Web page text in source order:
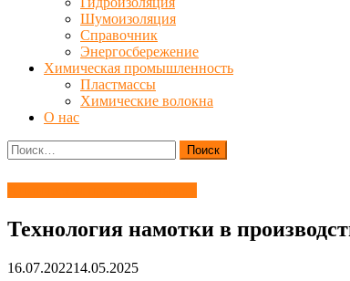
Шумоизоляция
Справочник
Энергосбережение
Химическая промышленность
Пластмассы
Химические волокна
О нас
Найти:
Технология намотки в
16.07.202214.05.2025